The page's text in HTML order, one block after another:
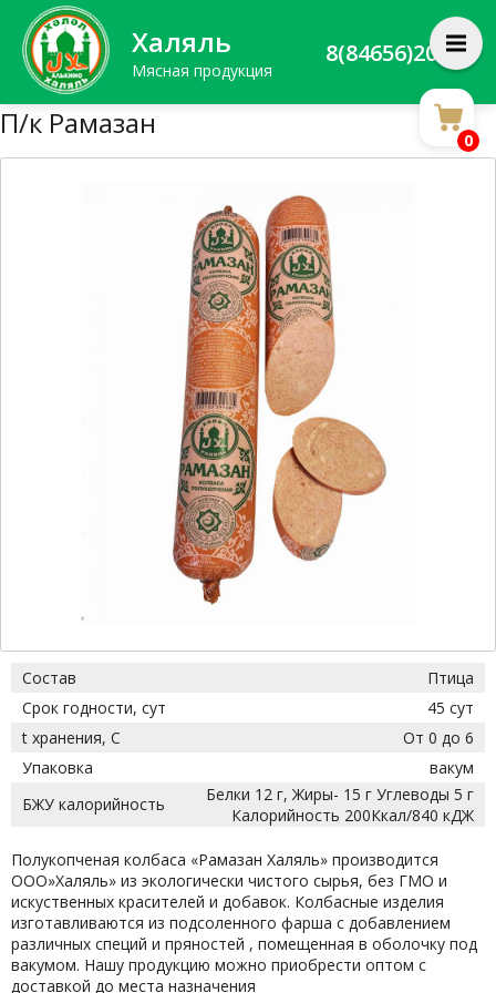
Халяль
Мясная продукция
8(84656)20588
0
П/к Рамазан
Состав
Птица
Срок годности, сут
45 сут
t хранения, С
От 0 до 6
Упаковка
вакум
БЖУ калорийность
Белки 12 г, Жиры- 15 г Углеводы 5 г
Калорийность 200Ккал/840 кДЖ
Полукопченая колбаса «Рамазан Халяль» производится
ООО»Халяль» из экологически чистого сырья, без ГМО и
искуственных красителей и добавок. Колбасные изделия
изготавливаются из подсоленного фарша с добавлением
различных специй и пряностей , помещенная в оболочку под
вакумом. Нашу продукцию можно приобрести оптом с
доставкой до места назначения